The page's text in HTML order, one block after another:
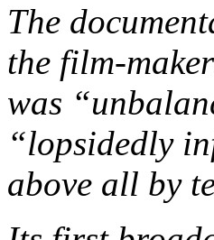
The
the film-
was
“lopsidedly
above all by